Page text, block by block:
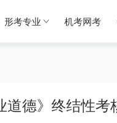
形考专业 机考网考
道德》终结性考